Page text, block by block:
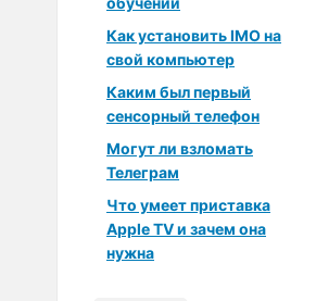
Как установить IMO на
свой компьютер
Каким был первый
сенсорный телефон
Могут ли взломать
Телеграм
Что умеет приставка
Apple TV и зачем она
нужна